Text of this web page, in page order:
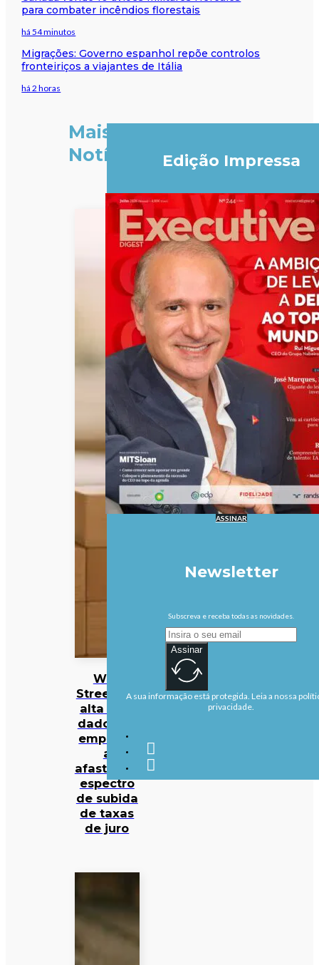
para combater incêndios florestais
há 54 minutos
Migrações: Governo espanhol repõe controlos
fronteiriços a viajantes de Itália
há 2 horas
Mais
Notícias
Wall
Street em
alta com
dados de
emprego
a
afastarem
espectro
de subida
de taxas
de juro
Edição Impressa
ASSINAR
Newsletter
Subscreva e receba todas as novidades.
Assinar
A sua informação está protegida. Leia a nossa
privacidade.